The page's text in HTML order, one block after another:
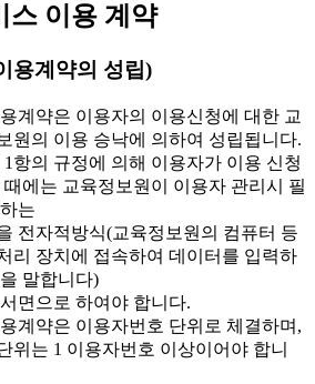
스 이용 계약
용계약의 성립)
계약은 이용자의 이용신청에 대한 교
원의 이용 승낙에 의하여 성립됩니다.
항의 규정에 의해 이용자가 이용 신청
때에는 교육정보원이 이용자 관리시 필
는
전자적방식(교육정보원의 컴퓨터 등
리 장치에 접속하여 데이터를 입력하
말합니다)
면으로 하여야 합니다.
계약은 이용자번호 단위로 체결하며,
위는 1 이용자번호 이상이어야 합니